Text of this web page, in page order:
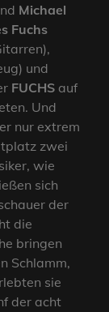
Michael
Fuchs
und
FUCHS auf
Und
nur extrem
zwei
wie
sich
der
die
bringen
Schlamm,
sie
der acht